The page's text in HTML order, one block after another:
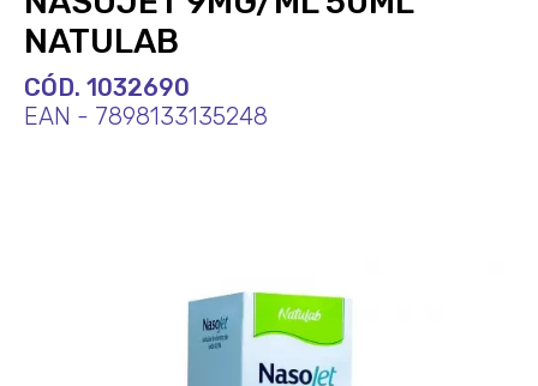
NATULAB
CÓD. 1032690
EAN - 7898133135248